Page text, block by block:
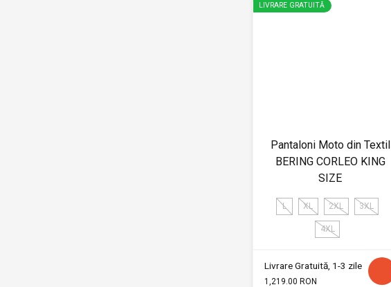
LIVRARE GRATUITĂ
Pantaloni Moto din Textil
BERING CORLEO KING
SIZE
L XL 2XL 3XL
4XL
Livrare Gratuită, 1-3 zile
1,219.00 RON